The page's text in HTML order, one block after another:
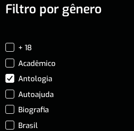
Filtro por gênero
+ 18
Acadêmico
Antologia
Autoajuda
Biografia
Brasil